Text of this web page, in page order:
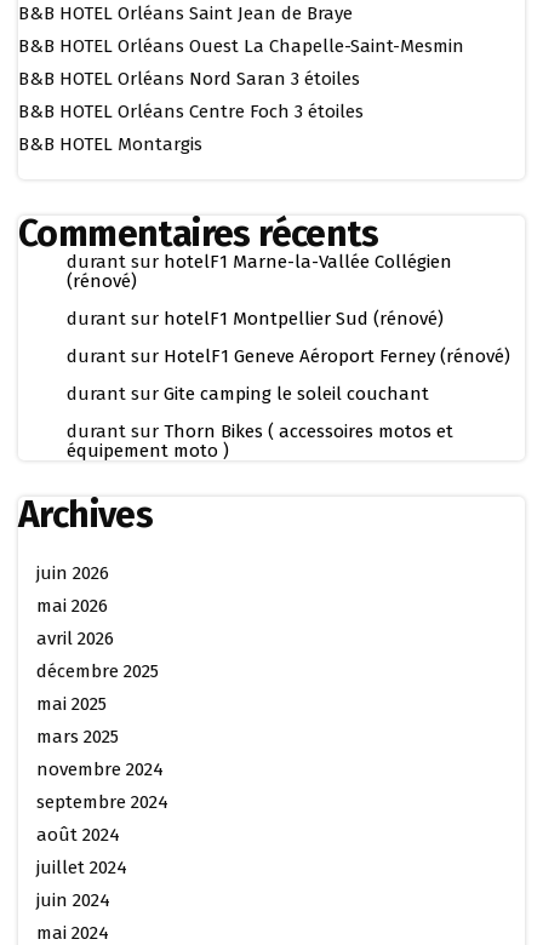
B&B HOTEL Orléans Saint Jean de Braye
B&B HOTEL Orléans Ouest La Chapelle-Saint-Mesmin
B&B HOTEL Orléans Nord Saran 3 étoiles
B&B HOTEL Orléans Centre Foch 3 étoiles
B&B HOTEL Montargis
Commentaires récents
durant sur hotelF1 Marne-la-Vallée Collégien
(rénové)
durant sur hotelF1 Montpellier Sud (rénové)
durant sur HotelF1 Geneve Aéroport Ferney (rénové)
durant sur Gite camping le soleil couchant
durant sur Thorn Bikes ( accessoires motos et
équipement moto )
Archives
juin 2026
mai 2026
avril 2026
décembre 2025
mai 2025
mars 2025
novembre 2024
septembre 2024
août 2024
juillet 2024
juin 2024
mai 2024